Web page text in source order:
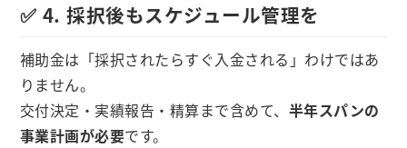
✅ 4. 採択後もスケジュール管理を
補助金は「採択されたらすぐ入金される」わけではあ
りません。
交付決定・実績報告・精算まで含めて、 半年スパンの
事業計画が必要です。